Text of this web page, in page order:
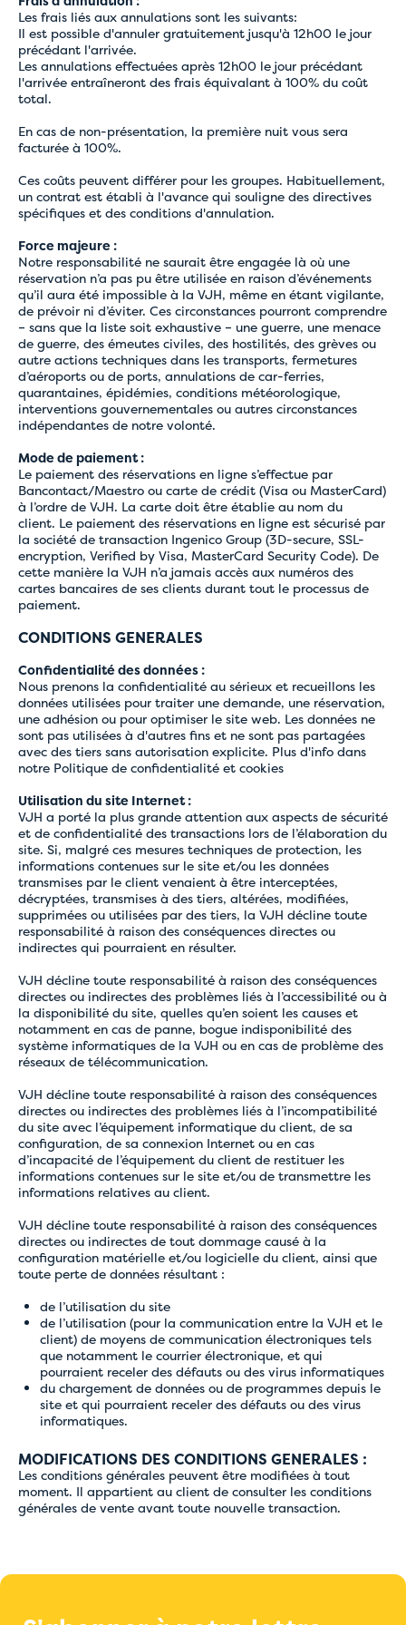
Les frais liés aux annulations sont les suivants:
Il est possible d'annuler gratuitement jusqu'à 12h00 le jour
précédant l'arrivée.
Les annulations effectuées après 12h00 le jour précédant
l'arrivée entraîneront des frais équivalant à 100% du coût
total.
En cas de non-présentation, la première nuit vous sera
facturée à 100%.
Ces coûts peuvent différer pour les groupes. Habituellement,
un contrat est établi à l'avance qui souligne des directives
spécifiques et des conditions d'annulation.
Force majeure :
Notre responsabilité ne saurait être engagée là où une
réservation n’a pas pu être utilisée en raison d’événements
qu’il aura été impossible à la VJH, même en étant vigilante,
de prévoir ni d’éviter. Ces circonstances pourront comprendre
– sans que la liste soit exhaustive – une guerre, une menace
de guerre, des émeutes civiles, des hostilités, des grèves ou
autre actions techniques dans les transports, fermetures
d’aéroports ou de ports, annulations de car-ferries,
quarantaines, épidémies, conditions météorologique,
interventions gouvernementales ou autres circonstances
indépendantes de notre volonté.
Mode de paiement :
Le paiement des réservations en ligne s’effectue par
Bancontact/Maestro ou carte de crédit (Visa ou MasterCard)
à l’ordre de VJH. La carte doit être établie au nom du
client. Le paiement des réservations en ligne est sécurisé par
la société de transaction Ingenico Group (3D-secure, SSL-
encryption, Verified by Visa, MasterCard Security Code). De
cette manière la VJH n’a jamais accès aux numéros des
cartes bancaires de ses clients durant tout le processus de
paiement.
CONDITIONS GENERALES
Confidentialité des données :
Nous prenons la confidentialité au sérieux et recueillons les
données utilisées pour traiter une demande, une réservation,
une adhésion ou pour optimiser le site web. Les données ne
sont pas utilisées à d'autres fins et ne sont pas partagées
avec des tiers sans autorisation explicite. Plus d'info dans
notre Politique de confidentialité et cookies
Utilisation du site Internet :
VJH a porté la plus grande attention aux aspects de sécurité
et de confidentialité des transactions lors de l’élaboration du
site. Si, malgré ces mesures techniques de protection, les
informations contenues sur le site et/ou les données
transmises par le client venaient à être interceptées,
décryptées, transmises à des tiers, altérées, modifiées,
supprimées ou utilisées par des tiers, la VJH décline toute
responsabilité à raison des conséquences directes ou
indirectes qui pourraient en résulter.
VJH décline toute responsabilité à raison des conséquences
directes ou indirectes des problèmes liés à l’accessibilité ou à
la disponibilité du site, quelles qu’en soient les causes et
notamment en cas de panne, bogue indisponibilité des
système informatiques de la VJH ou en cas de problème des
réseaux de télécommunication.
VJH décline toute responsabilité à raison des conséquences
directes ou indirectes des problèmes liés à l’incompatibilité
du site avec l’équipement informatique du client, de sa
configuration, de sa connexion Internet ou en cas
d’incapacité de l’équipement du client de restituer les
informations contenues sur le site et/ou de transmettre les
informations relatives au client.
VJH décline toute responsabilité à raison des conséquences
directes ou indirectes de tout dommage causé à la
configuration matérielle et/ou logicielle du client, ainsi que
toute perte de données résultant :
de l’utilisation du site
de l’utilisation (pour la communication entre la VJH et le
client) de moyens de communication électroniques tels
que notamment le courrier électronique, et qui
pourraient receler des défauts ou des virus informatiques
du chargement de données ou de programmes depuis le
site et qui pourraient receler des défauts ou des virus
informatiques.
MODIFICATIONS DES CONDITIONS GENERALES :
Les conditions générales peuvent être modifiées à tout
moment. Il appartient au client de consulter les conditions
générales de vente avant toute nouvelle transaction.